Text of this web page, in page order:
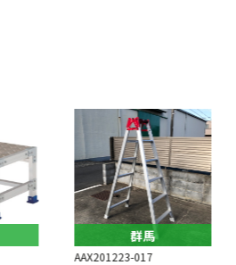
群馬
GU1SL-260318-001